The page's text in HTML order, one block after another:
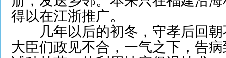
得以在江浙推广。
几年以后的初冬，守孝后回朝
大臣们政见不合，一气之下，告